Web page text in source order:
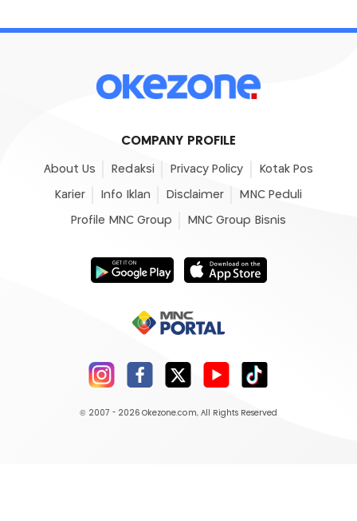
COMPANY PROFILE
About Us Redaksi Privacy Policy Kotak Pos
Karier Info Iklan Disclaimer MNC Peduli
Profile MNC Group MNC Group Bisnis
© 2007 - 2026 Okezone.com, All Rights Reserved